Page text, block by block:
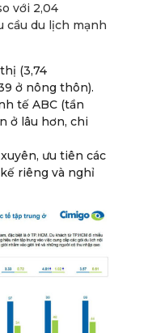
với 2,04
cầu du lịch mạnh
(3,74
ở nông thôn).
tế ABC (tần
ở lâu hơn, chi
ưu tiên các
riêng và nghỉ